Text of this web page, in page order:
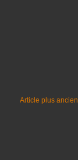
Article plus ancien